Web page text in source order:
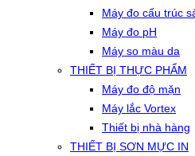
Máy đo cấu trúc
Máy đo pH
Máy so màu da
THIẾT BỊ THỰC PHẨM
Máy đo độ mặn
Máy lắc Vortex
Thiết bị nhà hàng
THIẾT BỊ SƠN MỰC IN